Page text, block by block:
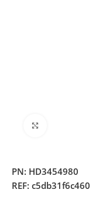
PN: HD3454980
REF:c5db31f6c460